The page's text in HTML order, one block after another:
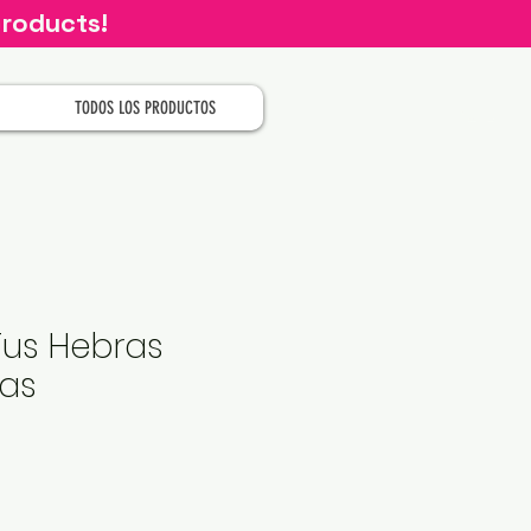
TODOS LOS PRODUCTOS
Hebras